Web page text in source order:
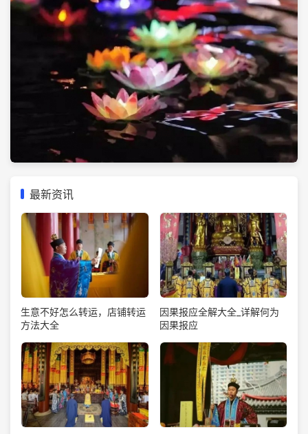
最新资讯
生意不好怎么转运，店铺转运
方法大全
因果报应全解大全_详解何为
因果报应